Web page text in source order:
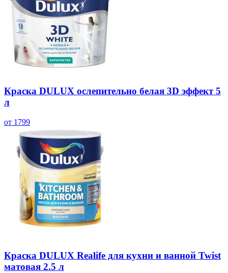
Краска DULUX ослепительно белая 3D эффект 5
л
от 1799
Краска DULUX Realife для кухни и ванной Twist
матовая 2.5 л